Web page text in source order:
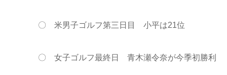
〇 米男子ゴルフ第三日目 小平は21位
〇 女子ゴルフ最終日 青木瀬令奈が今季初勝利